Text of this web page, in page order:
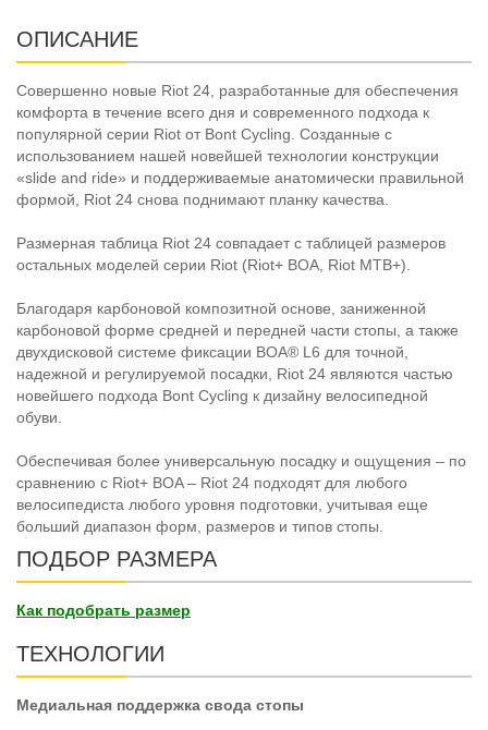
ОПИСАНИЕ
Совершенно новые Riot 24, разработанные для обеспечения
комфорта в течение всего дня и современного подхода к
популярной серии Riot от Bont Cycling. Созданные с
использованием нашей новейшей технологии конструкции
«slide and ride» и поддерживаемые анатомически правильной
формой, Riot 24 снова поднимают планку качества.
Размерная таблица Riot 24 совпадает с таблицей размеров
остальных моделей серии Riot (Riot+ BOA, Riot MTB+).
Благодаря карбоновой композитной основе, заниженной
карбоновой форме средней и передней части стопы, а также
двухдисковой системе фиксации BOA® L6 для точной,
надежной и регулируемой посадки, Riot 24 являются частью
новейшего подхода Bont Cycling к дизайну велосипедной
обуви.
Обеспечивая более универсальную посадку и ощущения – по
сравнению с Riot+ BOA – Riot 24 подходят для любого
велосипедиста любого уровня подготовки, учитывая еще
больший диапазон форм, размеров и типов стопы.
ПОДБОР РАЗМЕРА
Как подобрать размер
ТЕХНОЛОГИИ
Медиальная поддержка свода стопы